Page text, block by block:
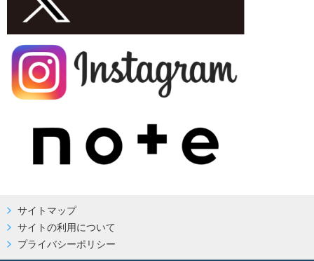
サイトマップ
サイトの利用について
プライバシーポリシー